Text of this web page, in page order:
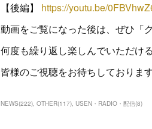
【後編】 https://youtu.be/
動画をご覧になった後は、ぜひ「
何度も繰り返し楽しんでいただけ
皆様のご視聴をお待ちしておりま
NEWS(222) OTHER(117) USEN・RADIO・配信(8)